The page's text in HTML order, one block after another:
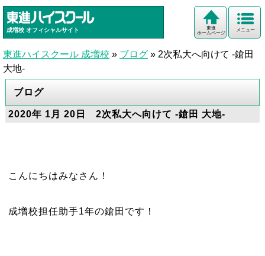
成増校 オフィシャルサイト メニュー
東進
ホームページ
東進ハイスクール 成増校 » ブログ » 2次私大へ向けて -鎗田
大地-
ブログ
2020年 1月 20日 2次私大へ向けて -鎗田 大地-
こんにちはみなさん！
成増校担任助手1年の鎗田です！